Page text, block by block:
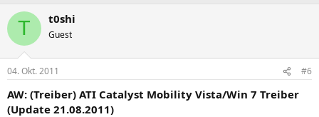
T t0shi
Guest
04. Okt. 2011 #6
AW: (Treiber) ATI Catalyst Mobility Vista/Win 7 Treiber
(Update 21.08.2011)